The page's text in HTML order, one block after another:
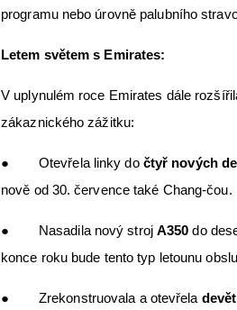
programu nebo úrovně palubního
Letem světem s Emirates:
V uplynulém roce Emirates dále
zákaznického zážitku:
● Otevřela linky do čtyř nových
nově od 30. července také Chang-čou.
● Nasadila nový stroj A350 do
konce roku bude tento typ letounu
● Zrekonstruovala a otevřela